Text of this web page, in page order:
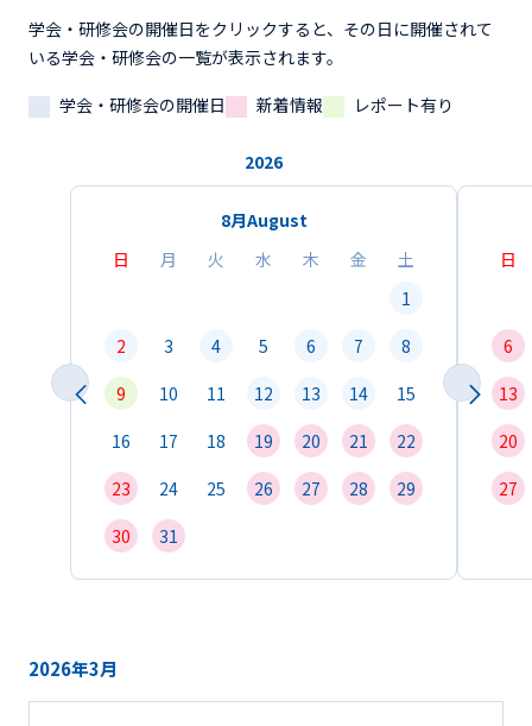
学会・研修会の開催日をクリックすると、その日に開催されて
いる学会・研修会の一覧が表示されます。
学会・研修会の開催日
新着情報 レポート有り
2026
8月August
日
月 火 水 木 金
土
1
2
3 4 5 6 7
8
9
10 11 12 13 14
15
16
17 18 19 20 21
22
23
24 25 26 27 28
29
30
31
日
6
13
20
27
2026年3月